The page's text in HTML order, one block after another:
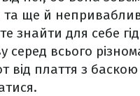
та ще й
знайти для себе
серед всього
від плаття з